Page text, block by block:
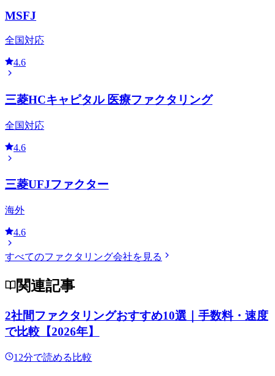
MSFJ
全国対応
4.6
三菱HCキャピタル 医療ファクタリング
全国対応
4.6
三菱UFJファクター
海外
4.6
すべてのファクタリング会社を見る
関連記事
2社間ファクタリングおすすめ10選｜手数料・速度
で比較【2026年】
12分で読める 比較